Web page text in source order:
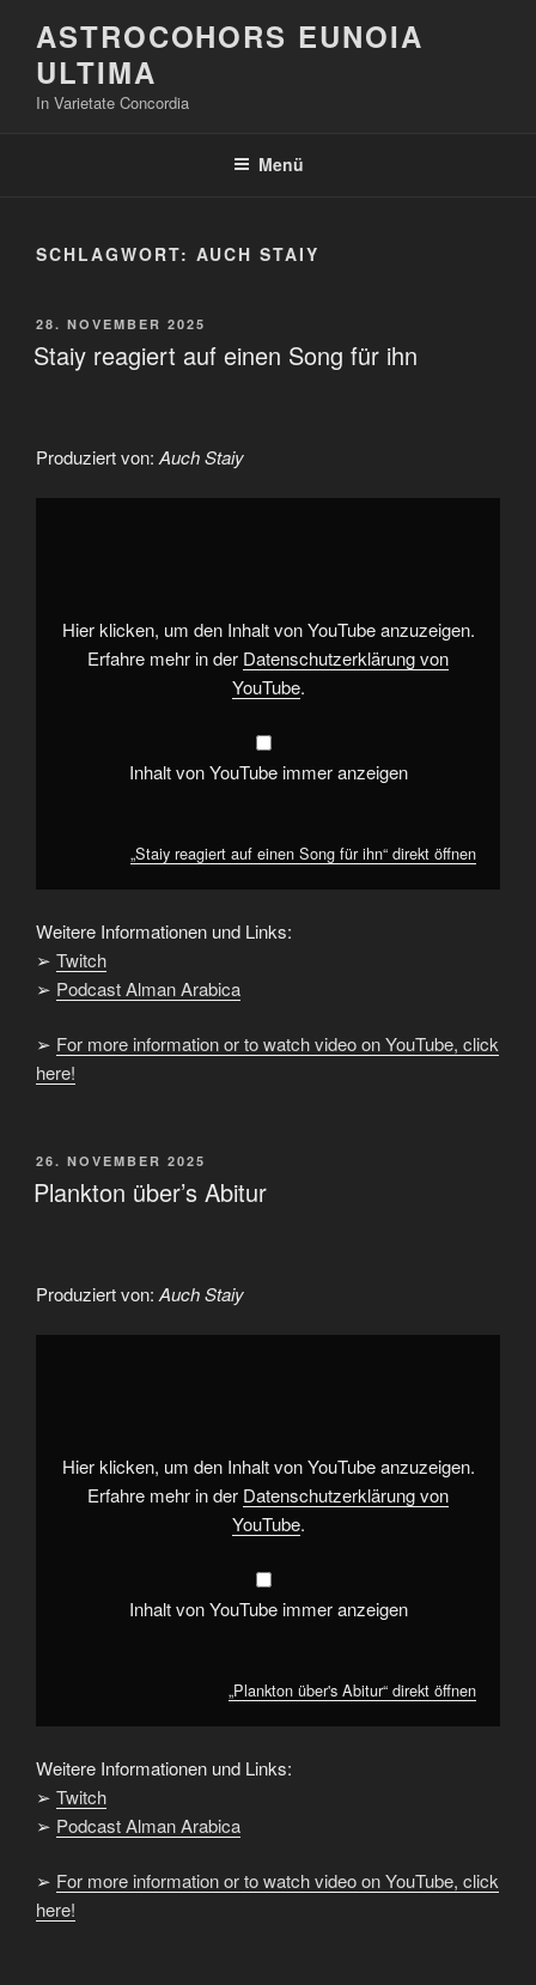
Inhalt
springen
ASTROCOHORS EUNOIA
ULTIMA
In Varietate Concordia
Menü
SCHLAGWORT: AUCH STAIY
VERÖFFENTLICHT
AM
28. NOVEMBER 2025
Staiy reagiert auf einen Song für ihn
Produziert von: Auch Staiy
„Staiy
von
YouTube
anzeigen
Hier klicken, um den Inhalt von YouTube anzuzeigen.
Erfahre mehr in der Datenschutzerklärung von
YouTube.
Inhalt von YouTube immer anzeigen
„Staiy reagiert auf einen Song für ihn“ direkt öffnen
Weitere Informationen und Links:
➢ Twitch
➢ Podcast Alman Arabica
➢ For more information or to watch video on YouTube, click
here!
VERÖFFENTLICHT
AM
26. NOVEMBER 2025
Plankton über’s Abitur
Produziert von: Auch Staiy
„Plankton
Hier klicken, um den Inhalt von YouTube anzuzeigen.
Erfahre mehr in der Datenschutzerklärung von
YouTube.
Inhalt von YouTube immer anzeigen
„Plankton über's Abitur“ direkt öffnen
Weitere Informationen und Links:
➢ Twitch
➢ Podcast Alman Arabica
➢ For more information or to watch video on YouTube, click
here!